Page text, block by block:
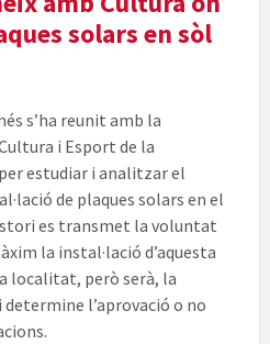
solars en sòl
s’ha reunit amb la
i Esport de la
estudiar i analitzar el
de plaques solars en el
es transmet la voluntat
la instal·lació d’aquesta
localitat, però serà, la
l’aprovació o no